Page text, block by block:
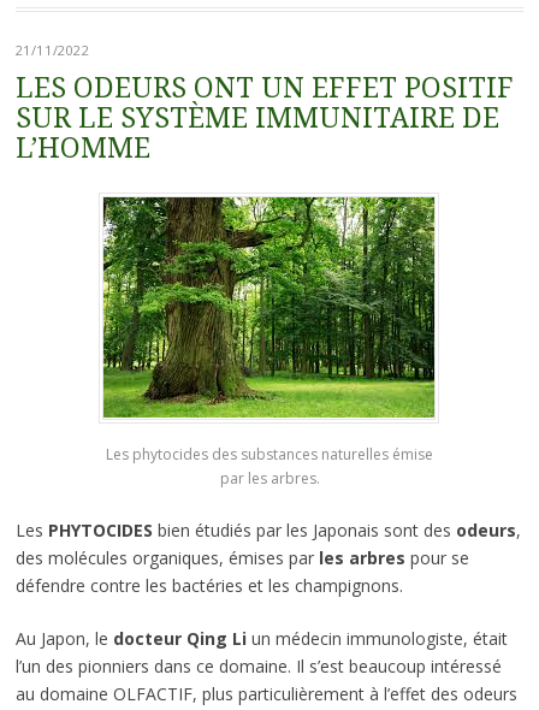
21/11/2022
LES ODEURS ONT UN EFFET POSITIF
SUR LE SYSTÈME IMMUNITAIRE DE
L’HOMME
Les phytocides des substances naturelles émise
par les arbres.
Les PHYTOCIDES bien étudiés par les Japonais sont des odeurs,
des molécules organiques, émises par les arbres pour se
défendre contre les bactéries et les champignons.
Au Japon, le docteur Qing Li un médecin immunologiste, était
l’un des pionniers dans ce domaine. Il s’est beaucoup intéressé
au domaine OLFACTIF, plus particulièrement à l’effet des odeurs